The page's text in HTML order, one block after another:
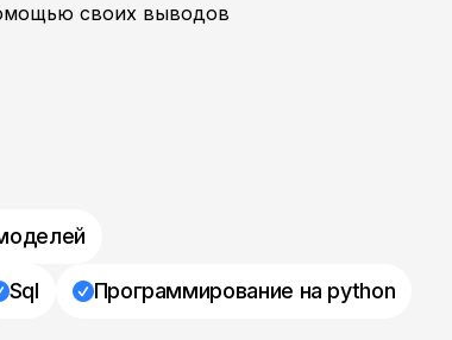
своих выводов
Sql Программирование на python